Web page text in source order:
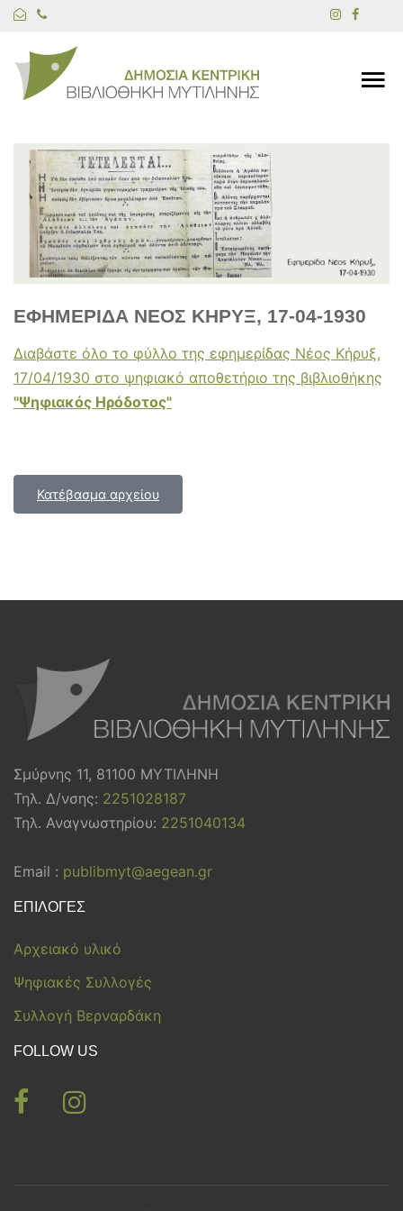
ΕΦΗΜΕΡΙΔΑ ΝΕΟΣ ΚΗΡΥΞ, 17-04-1930
Διαβάστε όλο το φύλλο της εφημερίδας Νέος Κήρυξ,
17/04/1930 στο ψηφιακό αποθετήριο της βιβλιοθήκης
"Ψηφιακός Ηρόδοτος"
Κατέβασμα αρχείου
Σμύρνης 11, 81100 ΜΥΤΙΛΗΝΗ
Τηλ. Δ/νσης: 2251028187
Τηλ. Αναγνωστηρίου: 2251040134
Email : publibmyt@aegean.gr
ΕΠΙΛΟΓΕΣ
Αρχειακό υλικό
Ψηφιακές Συλλογές
Συλλογή Βερναρδάκη
FOLLOW US